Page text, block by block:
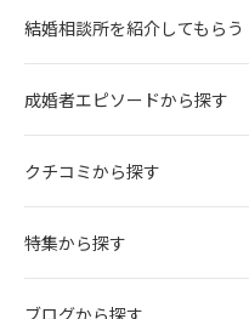
結婚相談所を紹介してもらう
成婚者エピソードから探す
クチコミから探す
特集から探す
ブログから探す